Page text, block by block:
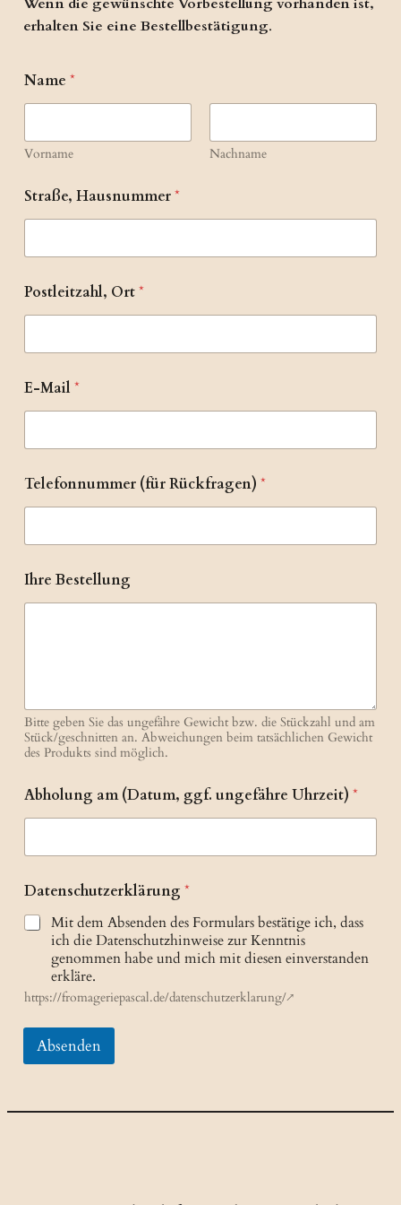
erhalten Sie eine Bestellbestätigung.
Name *
Vorname Nachname
Straße, Hausnummer*
Postleitzahl, Ort*
E-Mail *
Telefonnummer (für Rückfragen) *
U
h
Ihre Bestellung
Bitte geben Sie das ungefähre Gewicht bzw. die Stückzahl und am
Stück/geschnitten an. Abweichungen beim tatsächlichen Gewicht
des Produkts sind möglich.
Abholung am (Datum, ggf. ungefähre Uhrzeit) *
Datenschutzerklärung *
Mit dem Absenden des Formulars bestätige ich, dass
ich die Datenschutzhinweise zur Kenntnis
genommen habe und mich mit diesen einverstanden
erkläre.
https://fromageriepascal.de/datenschutzerklarung/↗
Absenden